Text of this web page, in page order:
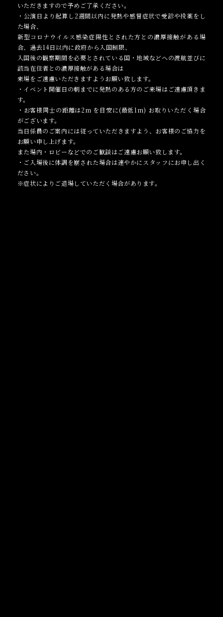
いただきますので予めご了承ください。
・公演日より起算し2週間以内に発熱や感冒症状で受診や投薬をし
た場合、
新型コロナウイルス感染症陽性とされた方との濃厚接触がある場
合、過去14日以内に政府から入国制限、
入国後の観察期間を必要とされている国・地域などへの渡航並びに
該当在住者との濃厚接触がある場合は
来場をご遠慮いただきますようお願い致します。
・イベント開催日の朝までに発熱のある方のご来場はご遠慮頂きま
す。
・お客様同士の距離は2m を目安に(最低1m) お取りいただく場合
がございます。
当日係員のご案内には従っていただきますよう、お客様のご協力を
お願い申し上げます。
また場内・ロビーなどでのご歓談はご遠慮お願い致します。
・ご入場後に体調を崩された場合は速やかにスタッフにお申し出く
ださい。
※症状によりご退場していただく場合があります。